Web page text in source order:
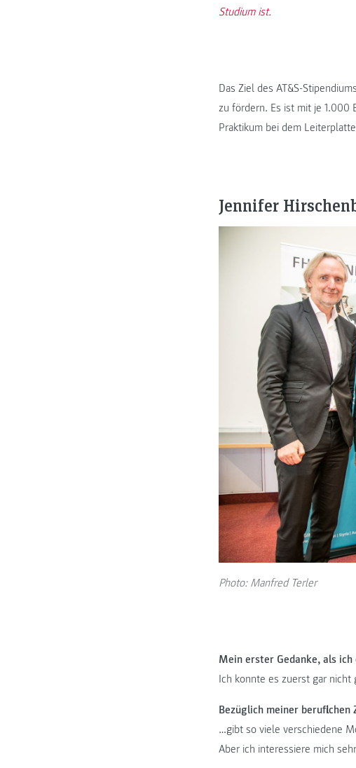
Studium ist.
Das Ziel des AT&S-
zu fördern. Es ist mit je 1.000
Praktikum bei dem
Jennifer
Photo: Manfred Terler
Mein erster Gedanke, als ich
Ich konnte es zuerst gar nicht
Bezüglich meiner
…gibt so viele verschiedene
Aber ich interessiere mich